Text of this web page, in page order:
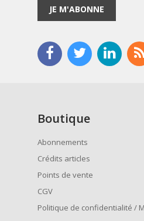
JE M'ABONNE
Boutique
Abonnements
Crédits articles
Points de vente
CGV
Politique de confidentialité /